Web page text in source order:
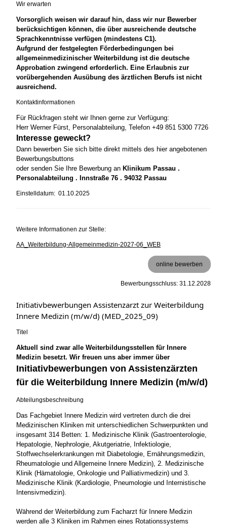
Wir erwarten
Vorsorglich weisen wir darauf hin, dass wir nur Bewerber
berücksichtigen können, die über ausreichende deutsche
Sprachkenntnisse verfügen (mindestens C1).
Aufgrund der festgelegten Förderbedingungen bei
allgemeinmedizinischer Weiterbildung ist die deutsche
Approbation zwingend erforderlich. Eine Erlaubnis zur
vorübergehenden Ausübung des ärztlichen Berufs ist nicht
ausreichend.
Kontaktinformationen
Für Rückfragen steht wir Ihnen gerne zur Verfügung:
Herr Werner Fürst, Personalabteilung, Telefon +49 851 5300 7726
Interesse geweckt?
Dann bewerben Sie sich bitte direkt mittels des hier angebotenen
Bewerbungsbuttons
oder senden Sie Ihre Bewerbung an Klinikum Passau .
Personalabteilung . Innstraße 76 . 94032 Passau
Einstelldatum: 01.10.2025
Weitere Informationen zur Stelle:
AA_Weiterbildung-Allgemeinmedizin-2027-06_WEB
online bewerben
Bewerbungsschluss: 31.12.2028
Initiativbewerbungen Assistenzarzt zur Weiterbildung
Innere Medizin (m/w/d) (MED_2025_09)
Titel
Aktuell sind zwar alle Weiterbildungsstellen für Innere
Medizin besetzt. Wir freuen uns aber immer über
Initiativbewerbungen von Assistenzärzten
für die Weiterbildung Innere Medizin (m/w/d)
Abteilungsbeschreibung
Das Fachgebiet Innere Medizin wird vertreten durch die drei
Medizinischen Kliniken mit unterschiedlichen Schwerpunkten und
insgesamt 314 Betten: 1. Medizinische Klinik (Gastroenterologie,
Hepatologie, Nephrologie, Akutgeriatrie, Infektiologie,
Stoffwechselerkrankungen mit Diabetologie, Ernährungsmedizin,
Rheumatologie und Allgemeine Innere Medizin), 2. Medizinische
Klinik (Hämatologie, Onkologie und Palliativmedizin) und 3.
Medizinische Klinik (Kardiologie, Pneumologie und Internistische
Intensivmedizin).
Während der Weiterbildung zum Facharzt für Innere Medizin
werden alle 3 Kliniken im Rahmen eines Rotationssystems